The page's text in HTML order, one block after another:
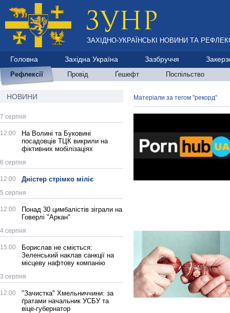
ЗАХІДНО-УКРАЇНСЬКІ НОВИНИ ТА
Головна Західна Україна Зазбруччя
Рефлексії Провід Ґешефт Поспільство
НОВИНИ
7 серпня
12:00
На Волині та Буковині
посадовців ТЦК викрили на
фіктивних мобілізаціях
6 серпня
12:00 Дністер стрімко міліє
5 серпня
12:00
Понад 30 цимбалістів зіграли на
Говерлі "Аркан"
4 серпня
15:00
Борислав не сміється:
Зеленський наклав санкції на
місцеву нафтову компанію
3 серпня
12:00
"Зачистка" Хмельниччини: за
ґратами начальник УСБУ та
віце-губернатор
Матеріали за тегом "рекорд"